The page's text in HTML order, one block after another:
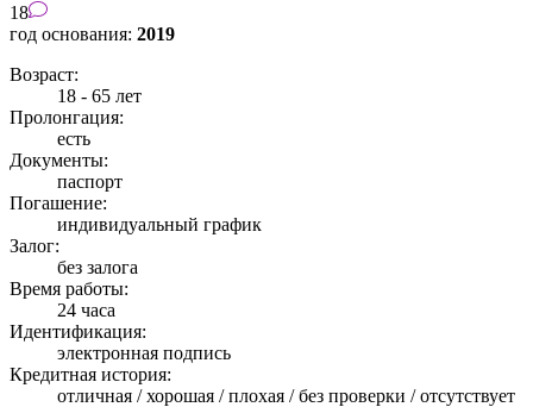
18
год основания: 2019
Возраст:
18 - 65 лет
Пролонгация:
есть
Документы:
паспорт
Погашение:
индивидуальный график
Залог:
без залога
Время работы:
24 часа
Идентификация:
электронная подпись
Кредитная история:
отличная / хорошая / плохая / без проверки / отсутствует